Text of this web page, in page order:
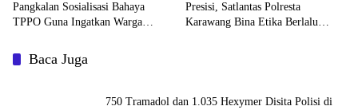
Pangkalan Sosialisasi Bahaya
TPPO Guna Ingatkan Warga
Buruknya
Presisi, Satlantas Polresta
Karawang Bina Etika Berlalu
Baca Juga
750 Tramadol dan 1.035 Hexymer Disita Polisi di